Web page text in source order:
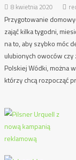
8 kwietnia 2020
Przygotowanie
zająć kilka tygodni,
na to, aby szybko móc
ulubionych owoców czy
Polskiej Wódki, można
którzy chcą rozpocząć